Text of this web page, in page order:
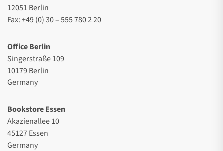
12051 Berlin
Fax: +49 (0) 30 – 555 780 2 20
Office Berlin
Singerstraße 109
10179 Berlin
Germany
Bookstore Essen
Akazienallee 10
45127 Essen
Germany